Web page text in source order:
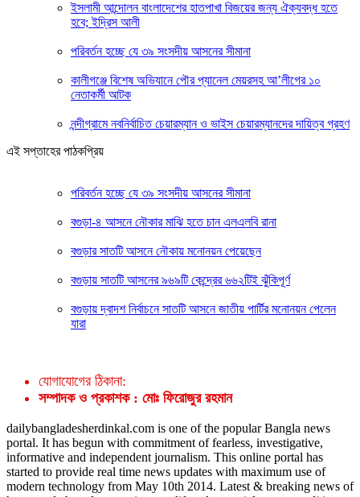
ইসলামী আন্দোলন বাংলাদেশের হাতপাখা বিজয়ের জন্য ঐক্যবদ্ধ হতে
হবে; ইদ্রিস আলী
পরিবর্তন হচ্ছে যে ৩৯ সংসদীয় আসনের সীমানা
কালীগঞ্জে বিশেষ অভিযানে পৌর প্যানেল মেয়রসহ আ’লীগের ১০
নেতাকর্মী আটক
নন্দীগ্রামে নবনির্বাচিত চেয়ারম্যান ও ভাইস চেয়ারম্যানদের দায়িত্ব গ্রহণ
এই সপ্তাহের পাঠকপ্রিয়
পরিবর্তন হচ্ছে যে ৩৯ সংসদীয় আসনের সীমানা
বগুড়া-৪ আসনে নৌকার মাঝি হতে চান এলএলবি রানা
বগুড়ার সাতটি আসনে নৌকায় মনোনয়ন পেয়েছেন
বগুড়ায় সাতটি আসনের ৯৬৯টি কেন্দ্রের ৬৬২টিই ঝুঁকিপূর্ণ
বগুড়ায় দ্বাদশ নির্বাচনে সাতটি আসনে জাতীয় পার্টির মনোনয়ন পেলেন
যারা
যোগাযোগের ঠিকানা:
সম্পাদক ও প্রকাশক : মোঃ ফিরোজুর রহমান
dailybangladesherdinkal.com is one of the popular Bangla news
portal. It has begun with commitment of fearless, investigative,
informative and independent journalism. This online portal has
started to provide real time news updates with maximum use of
modern technology from May 10th 2014. Latest & breaking news of